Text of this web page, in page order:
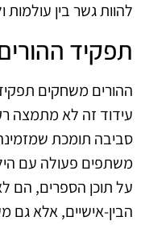
להוות גשר בין עולמות
תפקיד
ההורים משחקים
עידוד זה לא מתמצה
סביבה תומכת
משתפים פעולה עם
על תוכן הספרים, הם
הבין-אישיים, אלא גם